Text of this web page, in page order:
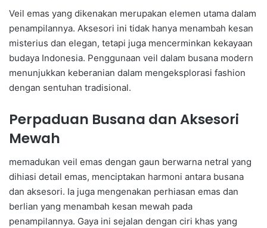
Veil emas yang dikenakan merupakan elemen utama dalam
penampilannya. Aksesori ini tidak hanya menambah kesan
misterius dan elegan, tetapi juga mencerminkan kekayaan
budaya Indonesia. Penggunaan veil dalam busana modern
menunjukkan keberanian dalam mengeksplorasi fashion
dengan sentuhan tradisional.
Perpaduan Busana dan Aksesori
Mewah
memadukan veil emas dengan gaun berwarna netral yang
dihiasi detail emas, menciptakan harmoni antara busana
dan aksesori. Ia juga mengenakan perhiasan emas dan
berlian yang menambah kesan mewah pada
penampilannya. Gaya ini sejalan dengan ciri khas yang